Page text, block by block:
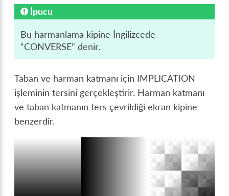
İpucu
Bu harmanlama kipine İngilizcede
“CONVERSE” denir.
Taban ve harman katmanı için IMPLICATION
işleminin tersini gerçekleştirir. Harman katmanı
ve taban katmanın ters çevrildiği ekran kipine
benzerdir.